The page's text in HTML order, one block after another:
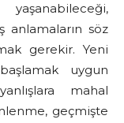
anlamaların söz
gerekir. Yeni
uygun
mahal
geçmişte